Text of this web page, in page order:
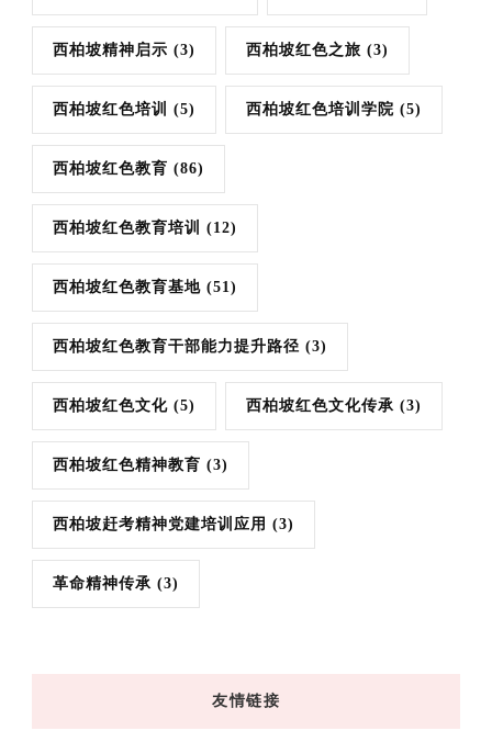
西柏坡精神启示 (3) 西柏坡红色之旅 (3)
西柏坡红色培训 (5) 西柏坡红色培训学院 (5)
西柏坡红色教育 (86)
西柏坡红色教育培训 (12)
西柏坡红色教育基地 (51)
西柏坡红色教育干部能力提升路径 (3)
西柏坡红色文化 (5) 西柏坡红色文化传承 (3)
西柏坡红色精神教育 (3)
西柏坡赶考精神党建培训应用 (3)
革命精神传承 (3)
友情链接